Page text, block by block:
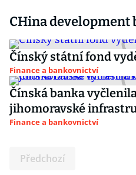
CHina development
Čínský státní fond
Finance a bankovnictví
Čínská banka
jihomoravské
Finance a bankovnictví
Předchozí